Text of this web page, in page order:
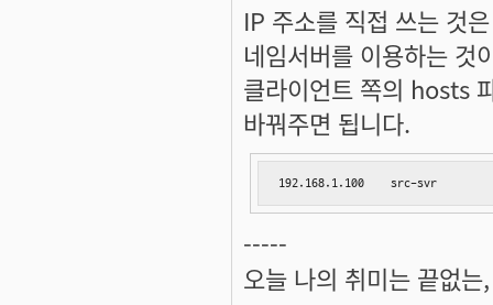
IP 주소를 직접 쓰는 것
네임서버를 이용하는 것
클라이언트 쪽의 hosts
바꿔주면 됩니다.
192.168.1.100    src-svr
-----
오늘 나의 취미는 끝없